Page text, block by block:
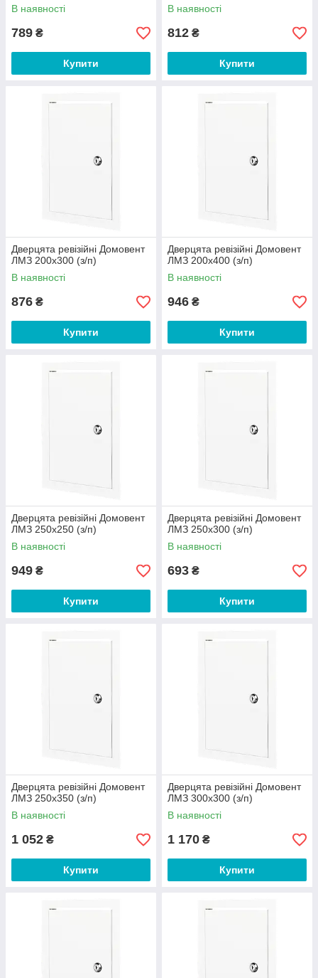
В наявності
789 ₴
Купити
В наявності
812 ₴
Купити
Дверцята ревізійні Домовент
ЛМЗ 200х300 (з/п)
В наявності
876 ₴
Купити
Дверцята ревізійні Домовент
ЛМЗ 200х400 (з/п)
В наявності
946 ₴
Купити
Дверцята ревізійні Домовент
ЛМЗ 250х250 (з/п)
В наявності
949 ₴
Купити
Дверцята ревізійні Домовент
ЛМЗ 250х300 (з/п)
В наявності
693 ₴
Купити
Дверцята ревізійні Домовент
ЛМЗ 250х350 (з/п)
В наявності
1 052 ₴
Купити
Дверцята ревізійні Домовент
ЛМЗ 300х300 (з/п)
В наявності
1 170 ₴
Купити